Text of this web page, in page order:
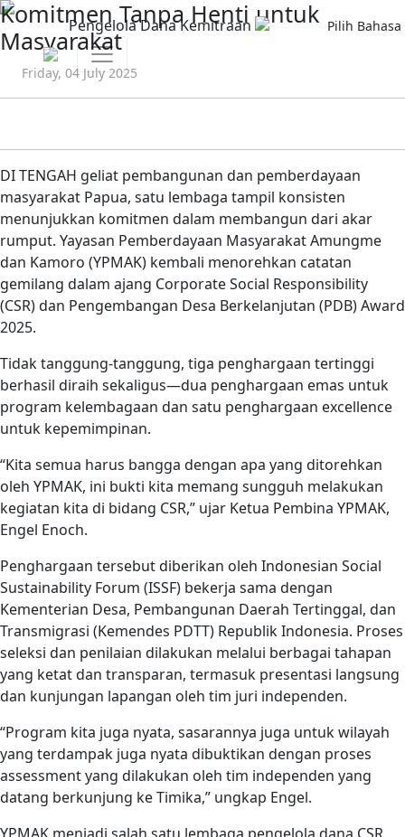
Pengelola Dana Kemitraan Pilih Bahasa
Komitmen Tanpa Henti untuk
Masyarakat
Friday, 04 July 2025
DI TENGAH geliat pembangunan dan pemberdayaan
masyarakat Papua, satu lembaga tampil konsisten
menunjukkan komitmen dalam membangun dari akar
rumput. Yayasan Pemberdayaan Masyarakat Amungme
dan Kamoro (YPMAK) kembali menoreh­kan catatan
gemilang dalam ajang Corporate Social Responsibility
(CSR) dan Pengembangan Desa Berkelanjutan (PDB) Award
2025.
Tidak tanggung-tanggung, tiga penghargaan tertinggi
berhasil diraih sekaligus—dua penghargaan emas untuk
program kelembagaan dan satu penghargaan excellence
untuk kepemimpinan.
“Kita semua harus bangga dengan apa yang ditorehkan
oleh YPMAK, ini bukti kita memang sungguh melakukan
kegiatan kita di bidang CSR,” ujar Ketua Pembina YPMAK,
Engel Enoch.
Penghargaan tersebut diberikan oleh Indonesian Social
Sustainability Forum (ISSF) bekerja sama dengan
Kementerian Desa, Pembangunan Daerah Tertinggal, dan
Transmigrasi (Kemendes PDTT) Republik Indonesia. Proses
seleksi dan penilaian dilakukan melalui berbagai tahapan
yang ketat dan transparan, termasuk presentasi langsung
dan kunjungan lapangan oleh tim juri independen.
“Program kita juga nyata, sasarannya juga untuk wilayah
yang terdampak juga nyata dibuktikan dengan proses
assessment yang dilakukan oleh tim independen yang
datang berkunjung ke Timika,” ungkap Engel.